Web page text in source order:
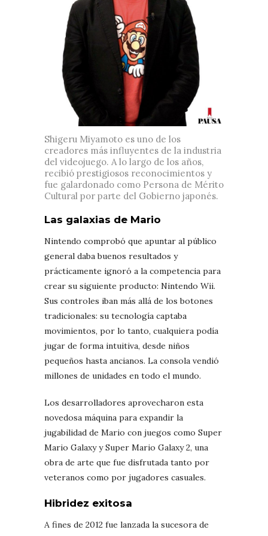
Shigeru Miyamoto es uno de los
creadores más influyentes de la industria
del videojuego. A lo largo de los años,
recibió prestigiosos reconocimientos y
fue galardonado como Persona de Mérito
Cultural por parte del Gobierno japonés.
Las galaxias de Mario
Nintendo comprobó que apuntar al público
general daba buenos resultados y
prácticamente ignoró a la competencia para
crear su siguiente producto: Nintendo Wii.
Sus controles iban más allá de los botones
tradicionales: su tecnología captaba
movimientos, por lo tanto, cualquiera podía
jugar de forma intuitiva, desde niños
pequeños hasta ancianos. La consola vendió
millones de unidades en todo el mundo.
Los desarrolladores aprovecharon esta
novedosa máquina para expandir la
jugabilidad de Mario con juegos como Super
Mario Galaxy y Super Mario Galaxy 2, una
obra de arte que fue disfrutada tanto por
veteranos como por jugadores casuales.
Hibridez exitosa
A fines de 2012 fue lanzada la sucesora de